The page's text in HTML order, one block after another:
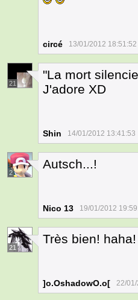
circé 13/01/2012 18:51:52
21
"La mort
J'adore XD
Shin 14/01/2012 13:41:53
2
Autsch...!
Nico 13 19/01/2012
21
Très bien! haha!
]o.OshadowO.o[ 22/